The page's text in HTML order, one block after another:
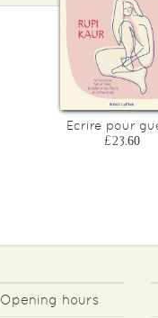
Ecrire pour
£23.60
Opening hours